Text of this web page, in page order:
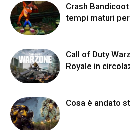
Crash
tempi maturi
Call of Duty
Royale in
Cosa è andato